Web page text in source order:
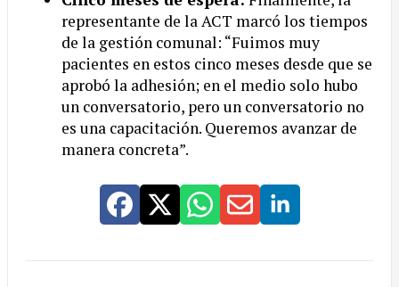
representante de la ACT marcó los tiempos
de la gestión comunal: “Fuimos muy
pacientes en estos cinco meses desde que se
aprobó la adhesión; en el medio solo hubo
un conversatorio, pero un conversatorio no
es una capacitación. Queremos avanzar de
manera concreta”.